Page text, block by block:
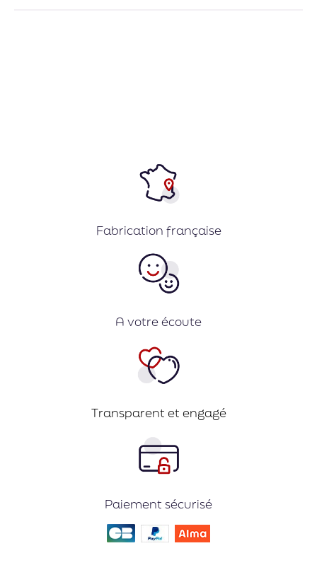
Fabrication française
A votre écoute
Transparent et engagé
Paiement sécurisé